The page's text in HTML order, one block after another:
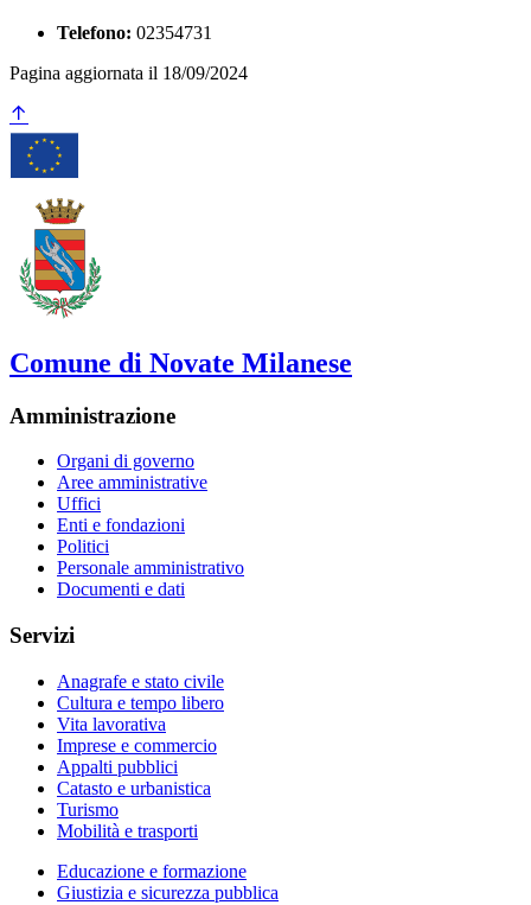
Telefono: 02354731
Pagina aggiornata il 18/09/2024
Comune di Novate Milanese
Amministrazione
Organi di governo
Aree amministrative
Uffici
Enti e fondazioni
Politici
Personale amministrativo
Documenti e dati
Servizi
Anagrafe e stato civile
Cultura e tempo libero
Vita lavorativa
Imprese e commercio
Appalti pubblici
Catasto e urbanistica
Turismo
Mobilità e trasporti
Educazione e formazione
Giustizia e sicurezza pubblica